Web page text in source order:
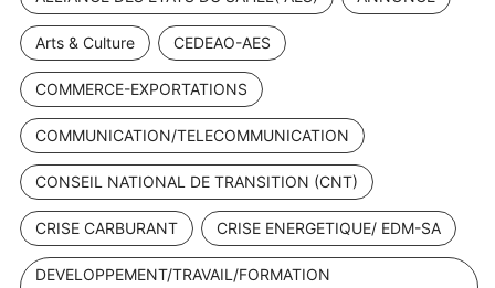
Arts & Culture CEDEAO-AES
COMMERCE-EXPORTATIONS
COMMUNICATION/TELECOMMUNICATION
CONSEIL NATIONAL DE TRANSITION (CNT)
CRISE CARBURANT CRISE ENERGETIQUE/ EDM-SA
DEVELOPPEMENT/TRAVAIL/FORMATION